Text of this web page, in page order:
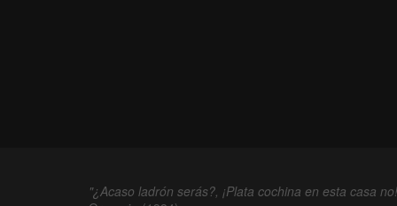
"¿Acaso ladrón serás?, ¡Plata cochina en esta casa